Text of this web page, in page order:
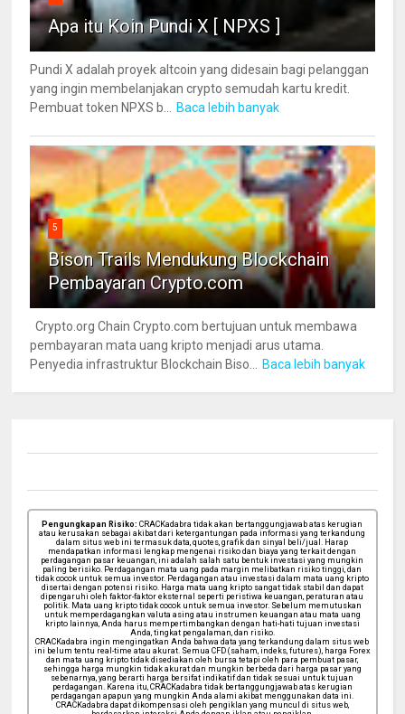
Apa itu Koin Pundi X [ NPXS ]
Pundi X adalah proyek altcoin yang didesain bagi pelanggan
yang ingin membelanjakan crypto semudah kartu kredit.
Pembuat token NPXS b...
Baca lebih banyak
5
Bison Trails Mendukung Blockchain
Pembayaran Crypto.com
Crypto.org Chain Crypto.com bertujuan untuk membawa
pembayaran mata uang kripto menjadi arus utama.
Penyedia infrastruktur Blockchain Biso...
Baca lebih banyak
Pengungkapan Risiko: CRACKadabra tidak akan bertanggungjawab atas kerugian
atau kerusakan sebagai akibat dari ketergantungan pada informasi yang terkandung
dalam situs web ini termasuk data, quotes, grafik dan sinyal beli/jual. Harap
mendapatkan informasi lengkap mengenai risiko dan biaya yang terkait dengan
perdagangan pasar keuangan, ini adalah salah satu bentuk investasi yang mungkin
paling berisiko. Perdagangan mata uang pada margin melibatkan risiko tinggi, dan
tidak cocok untuk semua investor. Perdagangan atau investasi dalam mata uang kripto
disertai dengan potensi risiko. Harga mata uang kripto sangat tidak stabil dan dapat
dipengaruhi oleh faktor-faktor eksternal seperti peristiwa keuangan, peraturan atau
politik. Mata uang kripto tidak cocok untuk semua investor. Sebelum memutuskan
untuk memperdagangkan valuta asing atau instrumen keuangan atau mata uang
kripto lainnya, Anda harus mempertimbangkan dengan hati-hati tujuan investasi
Anda, tingkat pengalaman, dan risiko.
CRACKadabra ingin mengingatkan Anda bahwa data yang terkandung dalam situs web
ini belum tentu real-time atau akurat. Semua CFD (saham, indeks, futures), harga Forex
dan mata uang kripto tidak disediakan oleh bursa tetapi oleh para pembuat pasar,
sehingga harga mungkin tidak akurat dan mungkin berbeda dari harga pasar yang
sebenarnya, yang berarti harga bersifat indikatif dan tidak sesuai untuk tujuan
perdagangan. Karena itu, CRACKadabra tidak bertanggungjawab atas kerugian
perdagangan apapun yang mungkin Anda alami akibat menggunakan data ini.
CRACKadabra dapat dikompensasi oleh pengiklan yang muncul di situs web,